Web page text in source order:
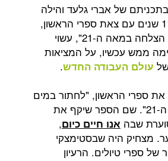
בתכניתם של אברי גלעד והילה
קורח, שהתקיים לפני 11 שנים עם צאת ספרי הראשון,
"לחתור במים לבנים – הצלחה במאה ה-21", עשוי
ממש עכשיו, על המציאות
עולם העבודה החדש.
את ספרי הראשון, "לחתור במים
לבנים: הצלחה במאה ה-21". שם הספר שיקף את
שבה אנו חיים כיום,
מצחיק היה שבסטימצקי
של ספרי טיולים. הרעיון